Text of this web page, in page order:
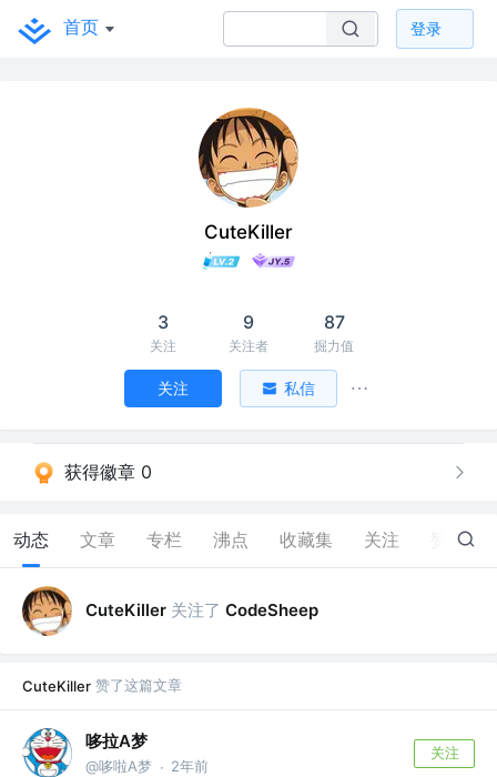
首页 登录
CuteKiller
3
关注
9
关注者
87
掘力值
关注 私信
获得徽章 0
动态 文章 专栏 沸点 收藏集 关注 2
CuteKiller 关注了 CodeSheep
CuteKiller 赞了这篇文章
哆拉A梦
@哆啦A梦 · 2年前
关注